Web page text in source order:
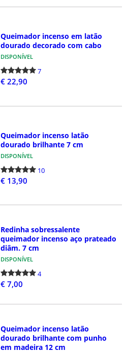
Queimador incenso em latão
dourado decorado com cabo
DISPONÍVEL
7
€ 22,90
Queimador incenso latão
dourado brilhante 7 cm
DISPONÍVEL
10
€ 13,90
Redinha sobressalente
queimador incenso aço prateado
diâm. 7 cm
DISPONÍVEL
4
€ 7,00
Queimador incenso latão
dourado brilhante com punho
em madeira 12 cm